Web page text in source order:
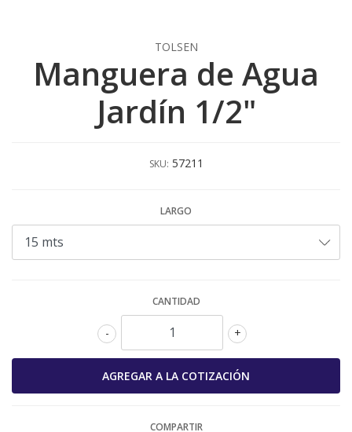
TOLSEN
Manguera de Agua
Jardín 1/2"
SKU: 57211
LARGO
CANTIDAD
+
-
COMPARTIR